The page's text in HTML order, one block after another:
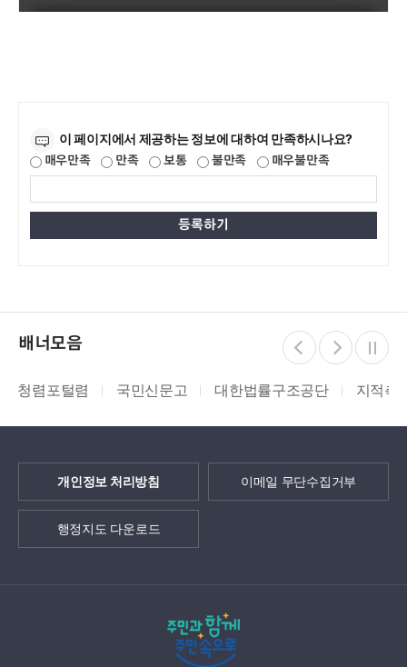
이 페이지에서 제공하는 정보에 대하여 만족하시나요?
매우만족 만족 보통 불만족 매우불만족
배너모음
렴 국민신문고 대한법률구조공단 지적측량바로처
개인정보 처리방침 이메일 무단수집거부
행정지도 다운로드